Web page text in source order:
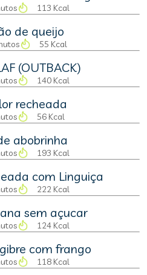
113 Kcal
de queijo
55 Kcal
(OUTBACK)
140 Kcal
recheada
56 Kcal
abobrinha
193 Kcal
com Linguiça
222 Kcal
sem açucar
124 Kcal
com frango
118 Kcal